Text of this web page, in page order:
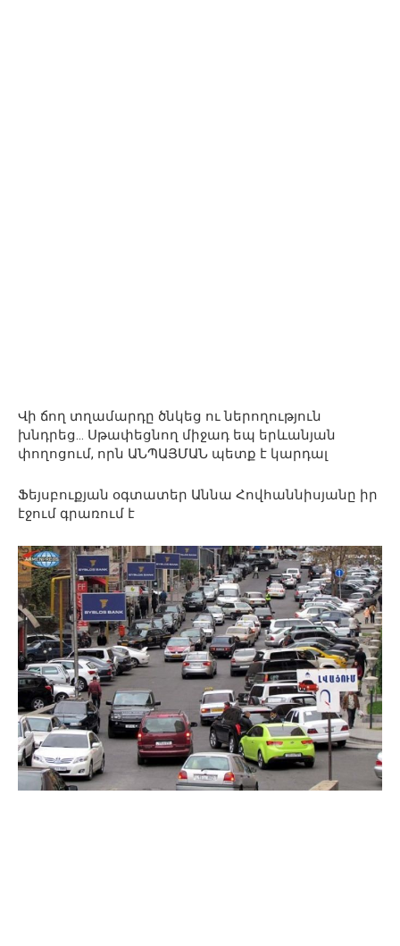
Վի ճող տղամարդը ծնկեց ու ներողություն
խնդրեց… Սթափեցնող միջադ եպ երևանյան
փողոցում, որն ԱՆՊԱՅՄԱՆ պետք է կարդալ
Ֆեյսբուքյան օգտատեր Աննա Հովհաննիսյանը իր
էջում գրառում է